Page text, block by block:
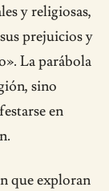
y religiosas,
prejuicios y
La parábola
sino
en
que exploran